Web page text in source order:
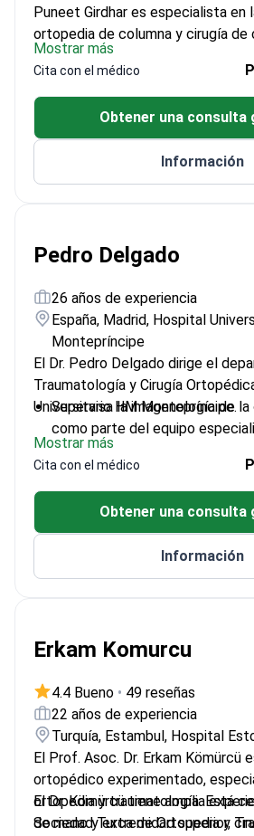
Puneet Girdhar es especialista en
ortopedia de columna y cirugía de
mínimamente invasiva y robótica
Especialidades BLK-Max, Delhi.
tratamiento quirúrgico de la
tomografía computarizada de la
del apoyo diagnóstico. Si
columna para evaluar la escoliosis
cirugía de columna mínimamente
Mostrar más
Cita con el médico
Obtener una consulta
Información
Pedro Delgado
26 años de experiencia
España, Madrid, Hospital
Montepríncipe
El Dr. Pedro Delgado dirige el
Traumatología y Cirugía
Universitario HM Montepríncipe.
Supervisa la imagenología de
como parte del equipo
y traumatología
Dirige un departamento en un
universitario español
Trabaja con especialistas que
europeos en cirugía compleja
Gestiona protocolos de
musculoesqueléticas y de la
Mostrar más
Cita con el médico
Obtener una consulta
Información
Erkam Komurcu
4.4 Bueno • 49 reseñas
22 años de experiencia
Turquía, Estambul, Hospital
El Prof. Asoc. Dr. Erkam Kömürcü
ortopédico experimentado,
ortopedia y traumatología. Está
Sociedad Turca de Ortopedia y
El Dr. Kömürcü tiene amplia
de mano y extremidad superior,